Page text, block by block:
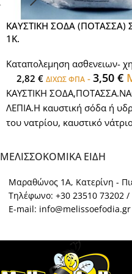
ΚΑΥΣΤΙΚΗ ΣΟΔΑ (ΠΟΤΑΣΣΑ)
1Κ.
Καταπολεμηση ασθενειων-
2,82 € ΔΙΧΩΣ ΦΠΑ- 3,50 €
ΚΑΥΣΤΙΚΗ
ΛΕΠΙΑ.Η καυστική σόδα ή
του νατρίου, καυστικό
επιτρέπει το μετασχηματισμό
Διαλύει τα λίπη, ξεβουλώνει
αποχετεύσεις, απολυμαίνει
πλαισια και αλλα
κιλού.
ΜΕΛΙΣΣΟΚΟΜΙΚΑ ΕΙΔΗ
Μαραθώνος 1Α, Κατερίνη -
Τηλέφωνο: +30 23510 73202 /
E-mail: